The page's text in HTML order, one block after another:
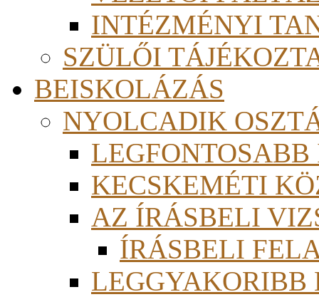
INTÉZMÉNYI
SZÜLŐI
BEISKOLÁZÁS
NYOLCADIK
KECSKEMÉTI
AZ ÍRÁSBELI
ÍRÁSBELI
LEGGYAKORIBB